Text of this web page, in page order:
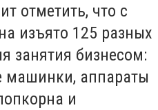
отметить, что с
изъято 125 разных
занятия бизнесом:
машинки, аппараты
и